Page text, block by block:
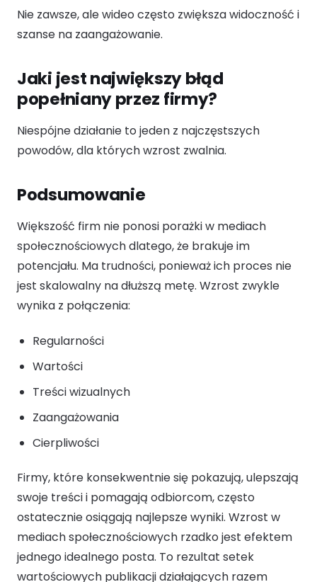
Nie zawsze, ale wideo często zwiększa widoczność i
szanse na zaangażowanie.
Jaki jest największy błąd
popełniany przez firmy?
Niespójne działanie to jeden z najczęstszych
powodów, dla których wzrost zwalnia.
Podsumowanie
Większość firm nie ponosi porażki w mediach
społecznościowych dlatego, że brakuje im
potencjału. Ma trudności, ponieważ ich proces nie
jest skalowalny na dłuższą metę. Wzrost zwykle
wynika z połączenia:
Regularności
Wartości
Treści wizualnych
Zaangażowania
Cierpliwości
Firmy, które konsekwentnie się pokazują, ulepszają
swoje treści i pomagają odbiorcom, często
ostatecznie osiągają najlepsze wyniki. Wzrost w
mediach społecznościowych rzadko jest efektem
jednego idealnego posta. To rezultat setek
wartościowych publikacji działających razem